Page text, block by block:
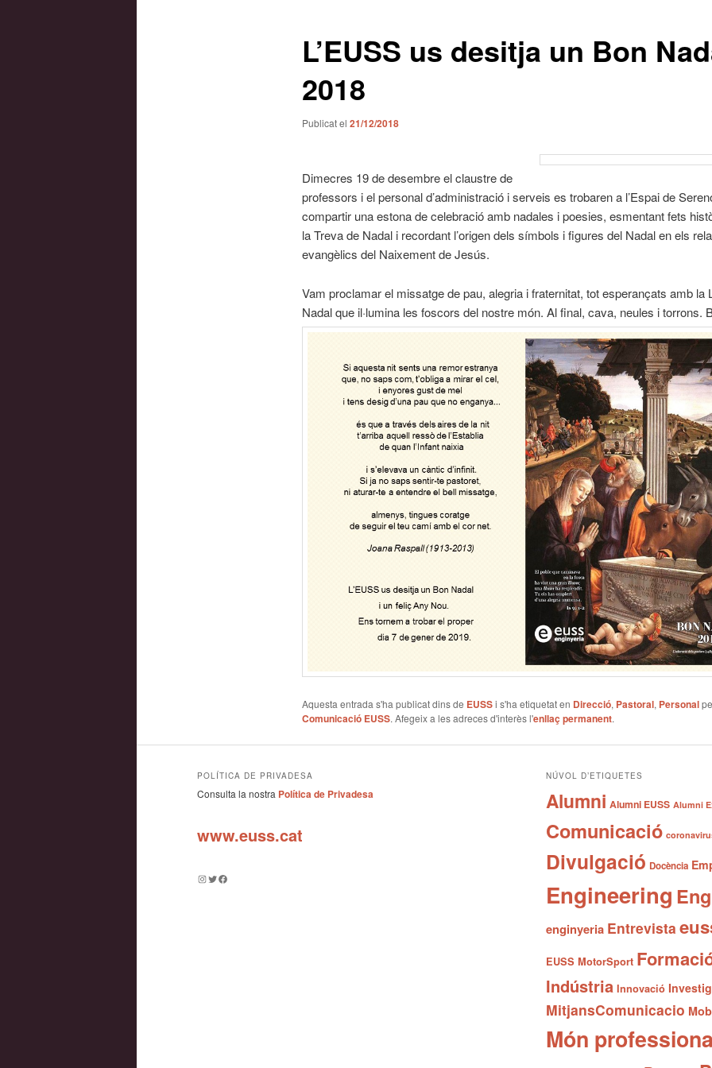
L’EUSS us desitja un Bon
2018
Publicat el 21/12/2018
Dimecres 19 de desembre el claustre de
professors i el personal d’administració i serveis es trobaren a l’Espai de
compartir una estona de celebració amb nadales i poesies, esmentant fets
la Treva de Nadal i recordant l’origen dels símbols i figures del Nadal en els
evangèlics del Naixement de Jesús.
Vam proclamar el missatge de pau, alegria i fraternitat, tot esperançats amb la
Nadal que il·lumina les foscors del nostre món. Al final, cava, neules i torrons.
Aquesta entrada s'ha publicat dins de EUSSi s'ha etiquetat en Direcció, Pastoral, Personal
Comunicació EUSS. Afegeix a les adreces d'interès l'enllaç permanent.
POLÍTICA DE PRIVADESA
Consulta la nostra Política de Privadesa
www.euss.cat
Instagram
TwitterFacebook
NÚVOL D’ETIQUETES
Alumni Alumni EUSS Alumni
Comunicació
Divulgació Docència
Engineering
enginyeria Entrevista
EUSS MotorSport
Indústria Innovació
MitjansComunicacio
Món